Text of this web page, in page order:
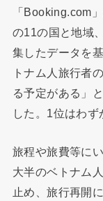
「Booking.com
の11の国と地域
集したデータを
トナム人旅行者
る予定がある」
した。1位はわず
旅程や旅費等に
大半のベトナム
止め、旅行再開